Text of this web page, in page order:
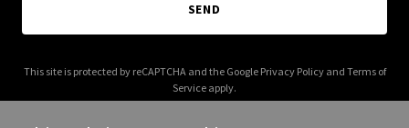
SEND
This site is protected by reCAPTCHA and the Google Privacy Policyand Terms of
Service apply.